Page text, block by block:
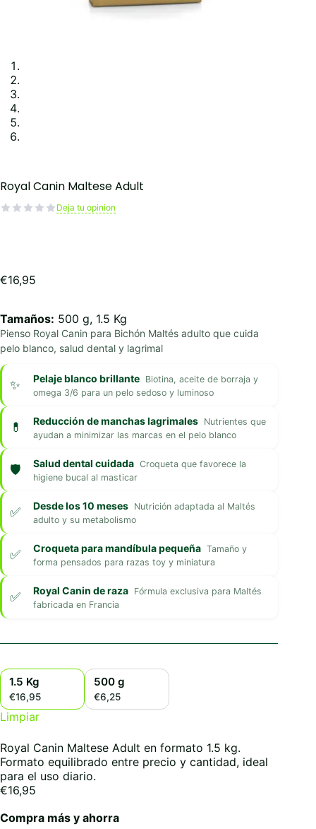
Royal Canin Maltese Adult
Deja tu opinion
€16,95
Tamaños: 500 g, 1.5 Kg
Pienso Royal Canin para Bichón Maltés adulto que cuida
pelo blanco, salud dental y lagrimal
Pelaje blanco brillante Biotina, aceite de borraja y
omega 3/6 para un pelo sedoso y luminoso
Reducción de manchas lagrimales Nutrientes que
ayudan a minimizar las marcas en el pelo blanco
Salud dental cuidada Croqueta que favorece la
higiene bucal al masticar
Desde los 10 meses Nutrición adaptada al Maltés
adulto y su metabolismo
Croqueta para mandíbula pequeña Tamaño y
forma pensados para razas toy y miniatura
Royal Canin de raza Fórmula exclusiva para Maltés
fabricada en Francia
1.5 Kg
€16,95
500 g
€6,25
Limpiar
Royal Canin Maltese Adult en formato 1.5 kg.
Formato equilibrado entre precio y cantidad, ideal
para el uso diario.
€16,95
Compra más y ahorra